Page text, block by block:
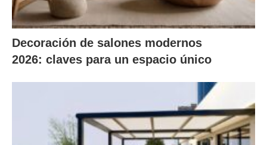
Decoración de salones modernos
2026: claves para un espacio único